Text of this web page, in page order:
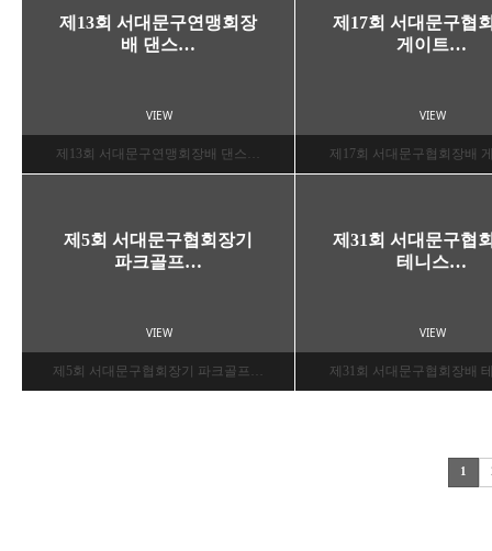
제13회 서대문구연맹회장배 댄스…
제13회 서대문구연맹회장
배 댄스…
VIEW
제17회 서대문구협회장배
제17회 서대문구협
게이트…
VIEW
제5회 서대문구협회장기 파크골프…
제5회 서대문구협회장기
파크골프…
VIEW
제31회 서대문구협회장배
제31회 서대문구협
테니스…
VIEW
1